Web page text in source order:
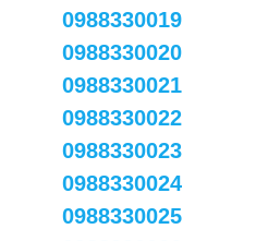
0988330019
0988330020
0988330021
0988330022
0988330023
0988330024
0988330025